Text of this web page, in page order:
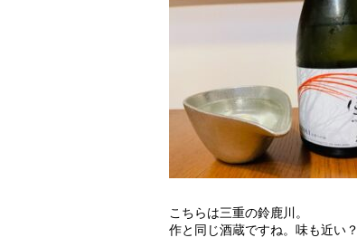
こちらは三重の鈴鹿川。
作と同じ酒蔵ですね。味も近い？